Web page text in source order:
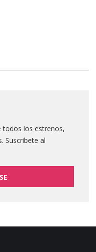
todos los estrenos,
Suscribete al